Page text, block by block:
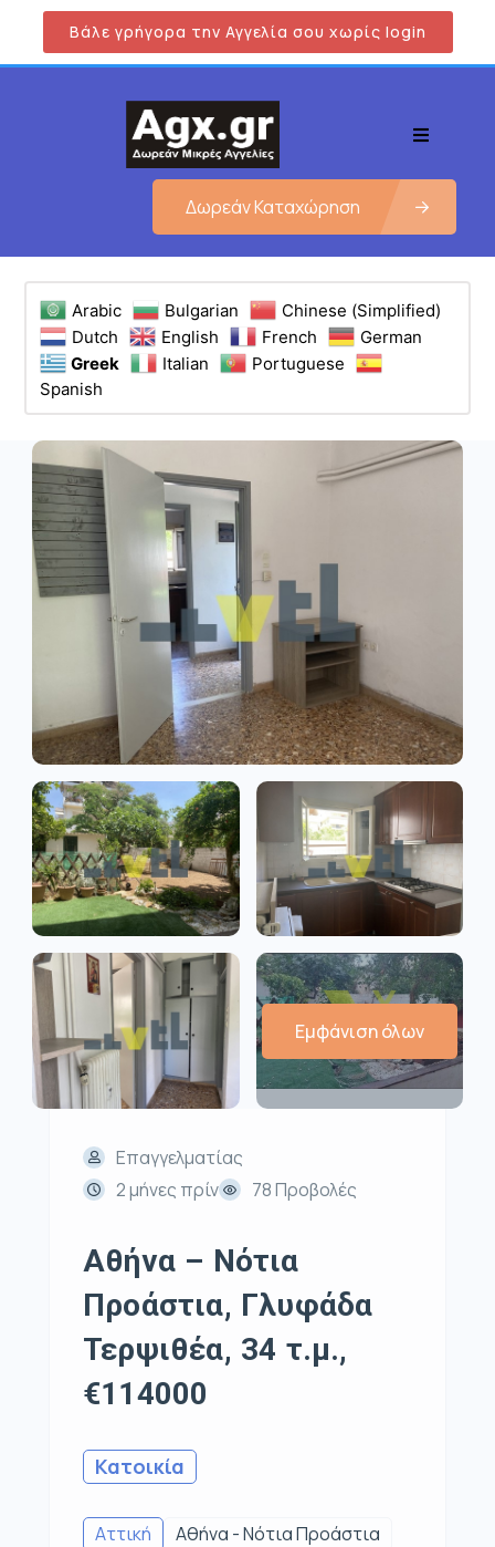
Βάλε γρήγορα την Αγγελία σου χωρίς login
Δωρεάν Καταχώρηση
Arabic Bulgarian
Chinese (Simplified)
Dutch
English French
German
Greek
Italian
Portuguese
Spanish
Εμφάνιση όλων
Επαγγελματίας
2 μήνες πρίν
78 Προβολές
Αθήνα – Νότια
Προάστια, Γλυφάδα
Τερψιθέα, 34 τ.μ.,
€114000
Κατοικία
Αττική
Αθήνα - Νότια Προάστια